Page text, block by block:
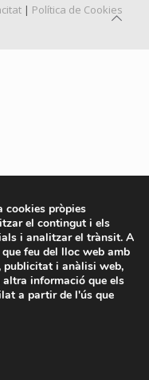
| Política de Cookies
cookies pròpies
el contingut i els
i analitzar el trànsit. A
feu del lloc web amb
publicitat i anàlisi web,
informació que els
a partir de l'ús que